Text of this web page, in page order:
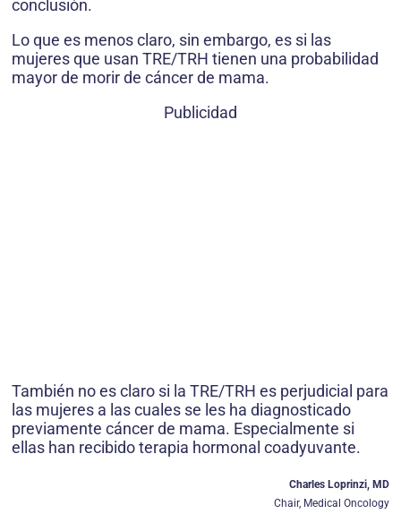
conclusión.
Lo que es menos claro, sin embargo, es si las
mujeres que usan TRE/TRH tienen una probabilidad
mayor de morir de cáncer de mama.
Publicidad
También no es claro si la TRE/TRH es perjudicial para
las mujeres a las cuales se les ha diagnosticado
previamente cáncer de mama. Especialmente si
ellas han recibido terapia hormonal coadyuvante.
Charles Loprinzi, MD
Chair, Medical Oncology